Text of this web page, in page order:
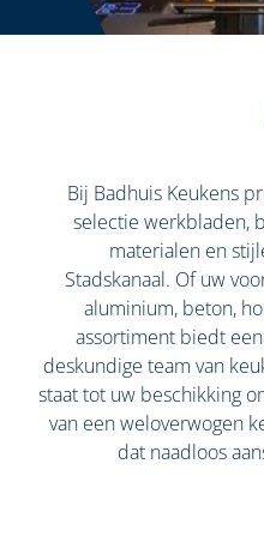
Bij Badhuis Keukens
selectie werkbladen,
materialen en
Stadskanaal. Of uw
aluminium, beton,
assortiment biedt
deskundige team van
staat tot uw beschikking
van een weloverwogen
dat naadloos